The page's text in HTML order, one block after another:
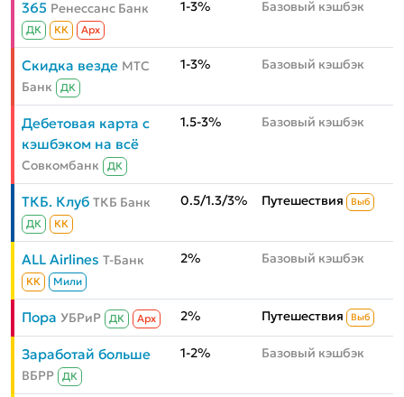
365 Ренессанс Банк
ДК КК Aрх
1-3% Базовый кэшбэк
Скидка везде МТС
Банк
ДК
1-3% Базовый кэшбэк
Дебетовая карта с
кэшбэком на всё
Совкомбанк ДК
1.5-3% Базовый кэшбэк
ТКБ. Клуб ТКБ Банк
ДК КК
0.5/1.3/3% Путешествия Выб
ALL Airlines Т-Банк
КК Мили
2% Базовый кэшбэк
Пора УБРиР ДК Aрх 2% Путешествия Выб
Заработай больше
ВБРР ДК
1-2% Базовый кэшбэк